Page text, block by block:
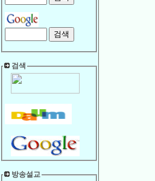
검색
방송설교